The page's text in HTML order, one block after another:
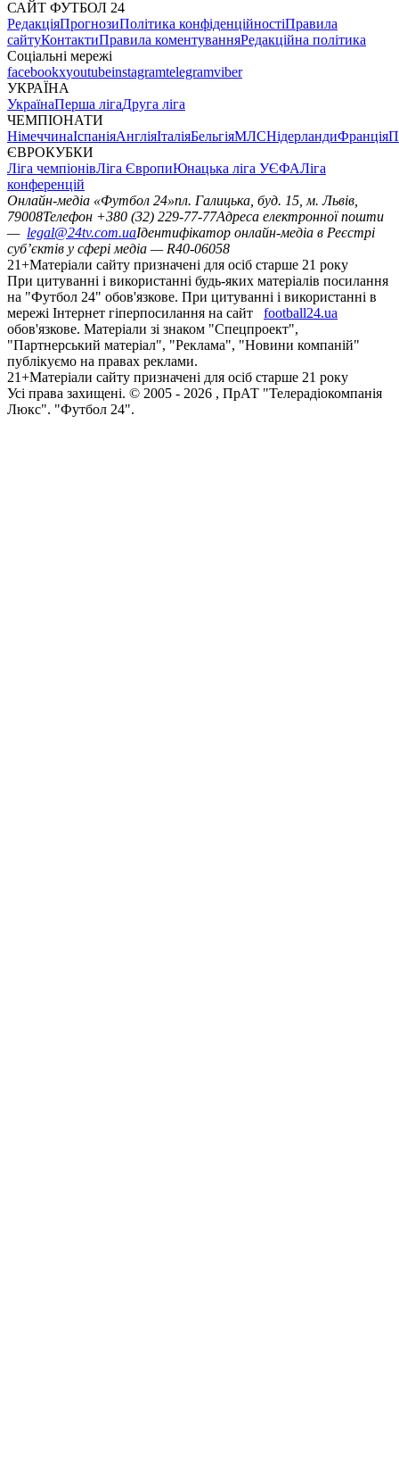
САЙТ ФУТБОЛ 24
РедакціяПрогнозиПолітика конфіденційностіПравила
сайтуКонтактиПравила коментуванняРедакційна політика
Соціальні мережі
facebookxyoutubeinstagramtelegramviber
УКРАЇНА
УкраїнаПерша лігаДруга ліга
ЧЕМПІОНАТИ
НімеччинаІспаніяАнгліяІталіяБельгіяМЛСНідерландиФранція
ЄВРОКУБКИ
Ліга чемпіонівЛіга ЄвропиЮнацька ліга УЄФАЛіга
конференцій
Онлайн-медіа «Футбол 24»пл. Галицька, буд. 15, м. Львів,
79008Телефон +380 (32) 229-77-77Адреса електронної пошти
— legal@24tv.com.uaІдентифікатор онлайн-медіа в Реєстрі
суб’єктів у сфері медіа — R40-06058
21+Матеріали сайту призначені для осіб старше 21 року
При цитуванні і використанні будь-яких матеріалів посилання
на "Футбол 24" обов'язкове. При цитуванні і використанні в
мережі Інтернет гіперпосилання на сайт
football24.ua
обов'язкове. Матеріали зі знаком "Спецпроект",
"Партнерський матеріал", "Реклама", "Новини компаній"
публікуємо на правах реклами.
21+Матеріали сайту призначені для осіб старше 21 року
Усi права захищенi. © 2005 - 2026 , ПрАТ "Телерадіокомпанія
Люкс". "Футбол 24".